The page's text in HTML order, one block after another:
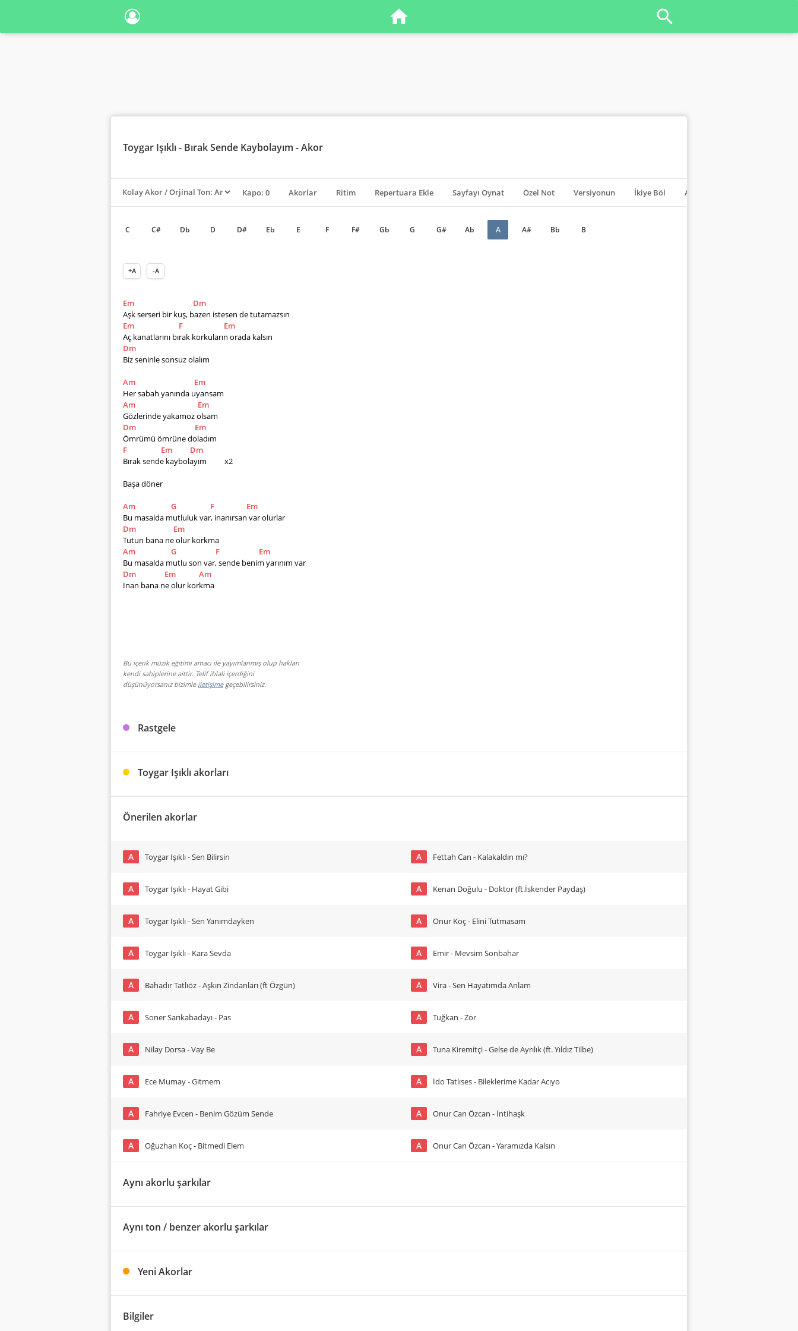
Toygar Işıklı- Bırak Sende Kaybolayım - Akor
Kapo: 0 Akorlar Ritim Repertuara Ekle Sayfayı Oynat Özel Not Versiyonun İkiye Böl Akorları Kapat
C C# Db D D# Eb E F F# Gb G G# Ab A A# Bb B
+A -A
Em
Dm
Aşk serseri bir kuş, bazen istesen de tutamazsın
Em
F
Em
Aç kanatlarını bırak korkuların orada kalsın
Dm
Biz seninle sonsuz olalım
Am
Em
Her sabah yanında uyansam
Am
Em
Gözlerinde yakamoz olsam
Dm
Em
Ömrümü ömrüne doladım
F
Em
Dm
Bırak sende kaybolayım          x2
Başa döner
Am G F
Em
Bu masalda mutluluk var, inanırsan var olurlar
Dm
Em
Tutun bana ne olur korkma
Am
G F
Em
Bu masalda mutlu son var, sende benim yarınım var
Dm
Em
Am
İnan bana ne olur korkma
Bu içerik müzik eğitimi amacı ile yayımlanmış olup hakları
kendi sahiplerine aittir. Telif ihlali içerdiğini
düşünüyorsanız bizimle iletişimegeçebilirsiniz.
Rastgele
Toygar Işıklı akorları
Önerilen akorlar
A Toygar Işıklı - Sen Bilirsin
A Toygar Işıklı - Hayat Gibi
A Toygar Işıklı - Sen Yanımdayken
A Toygar Işıklı - Kara Sevda
A Bahadır Tatlıöz - Aşkın Zindanları (ft Özgün)
A Soner Sarıkabadayı - Pas
A Nilay Dorsa - Vay Be
A Ece Mumay - Gitmem
A Fahriye Evcen - Benim Gözüm Sende
A Oğuzhan Koç - Bitmedi Elem
A Fettah Can - Kalakaldın mı?
A Kenan Doğulu - Doktor (ft.İskender Paydaş)
A Onur Koç - Elini Tutmasam
A Emir - Mevsim Sonbahar
A Vira - Sen Hayatımda Anlam
A Tuğkan - Zor
A Tuna Kiremitçi - Gelse de Ayrılık (ft. Yıldız Tilbe)
A İdo Tatlıses - Bileklerime Kadar Acıyo
A Onur Can Özcan - İntihaşk
A Onur Can Özcan - Yaramızda Kalsın
Aynı akorlu şarkılar
Aynı ton / benzer akorlu şarkılar
Yeni Akorlar
Bilgiler